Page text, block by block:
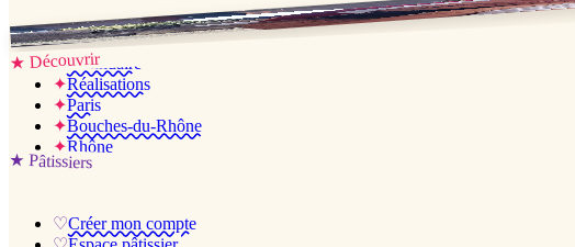
Jessica & Jérémy ♡
★Découvrir
✦L’annuaire
✦Réalisations
✦Paris
✦Bouches-du-Rhône
✦Rhône
★Pâtissiers
♡Créer mon compte